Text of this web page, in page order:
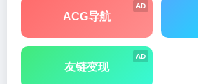
AD
ACG导航
AD
友链变现